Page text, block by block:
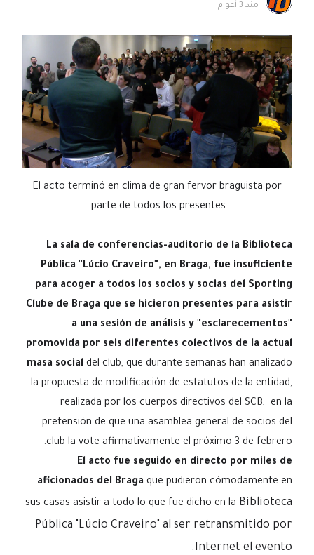
منذ 3 أعوام
El acto terminó en clima de gran fervor braguista por
parte de todos los presentes.
La sala de conferencias-auditorio de la Biblioteca
Pública "Lúcio Craveiro", en Braga, fue insuficiente
para acoger a todos los socios y socias del Sporting
Clube de Braga que se hicieron presentes para asistir
a una sesión de análisis y "esclarecementos"
promovida por seis diferentes colectivos de la actual
masa social del club, que durante semanas han analizado
la propuesta de modificación de estatutos de la entidad,
realizada por los cuerpos directivos del SCB, en la
pretensión de que una asamblea general de socios del
club la vote afirmativamente el próximo 3 de febrero.
El acto fue seguido en directo por miles de
aficionados del Braga que pudieron cómodamente en
sus casas asistir a todo lo que fue dicho en la Biblioteca
Pública "Lúcio Craveiro" al ser retransmitido por
Internet el evento.